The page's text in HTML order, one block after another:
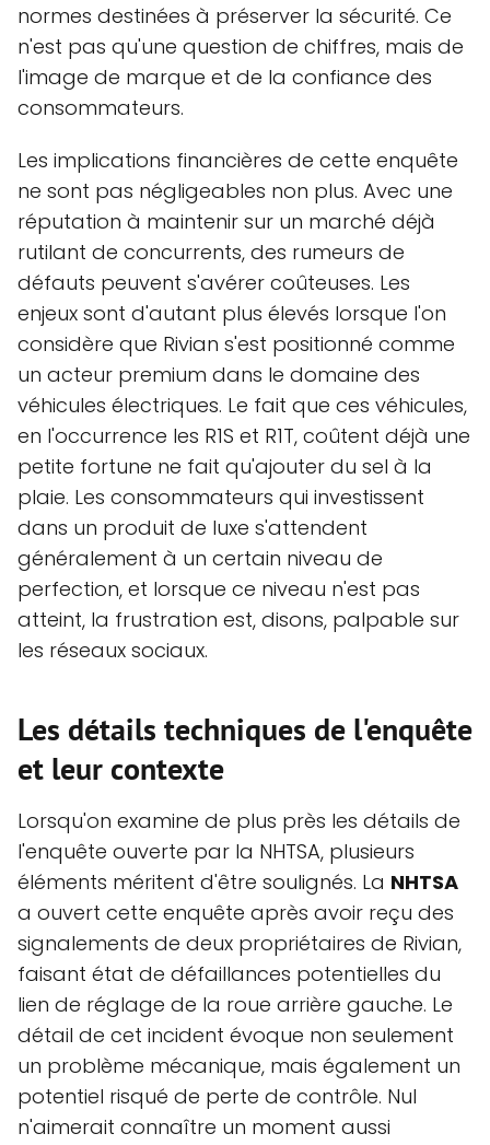
normes destinées à préserver la sécurité. Ce
n'est pas qu'une question de chiffres, mais de
l'image de marque et de la confiance des
consommateurs.
Les implications financières de cette enquête
ne sont pas négligeables non plus. Avec une
réputation à maintenir sur un marché déjà
rutilant de concurrents, des rumeurs de
défauts peuvent s'avérer coûteuses. Les
enjeux sont d'autant plus élevés lorsque l'on
considère que Rivian s'est positionné comme
un acteur premium dans le domaine des
véhicules électriques. Le fait que ces véhicules,
en l'occurrence les R1S et R1T, coûtent déjà une
petite fortune ne fait qu'ajouter du sel à la
plaie. Les consommateurs qui investissent
dans un produit de luxe s'attendent
généralement à un certain niveau de
perfection, et lorsque ce niveau n'est pas
atteint, la frustration est, disons, palpable sur
les réseaux sociaux.
Les détails techniques de l'enquête
et leur contexte
Lorsqu'on examine de plus près les détails de
l'enquête ouverte par la NHTSA, plusieurs
éléments méritent d'être soulignés. La NHTSA
a ouvert cette enquête après avoir reçu des
signalements de deux propriétaires de Rivian,
faisant état de défaillances potentielles du
lien de réglage de la roue arrière gauche. Le
détail de cet incident évoque non seulement
un problème mécanique, mais également un
potentiel risqué de perte de contrôle. Nul
n'aimerait connaître un moment aussi